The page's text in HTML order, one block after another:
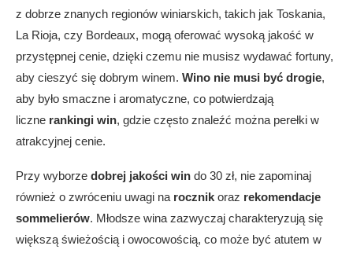
z dobrze znanych regionów winiarskich, takich jak Toskania,
La Rioja, czy Bordeaux, mogą oferować wysoką jakość w
przystępnej cenie, dzięki czemu nie musisz wydawać fortuny,
aby cieszyć się dobrym winem. Wino nie musi być drogie,
aby było smaczne i aromatyczne, co potwierdzają
liczne rankingi win, gdzie często znaleźć można perełki w
atrakcyjnej cenie.
Przy wyborze dobrej jakości win do 30 zł, nie zapominaj
również o zwróceniu uwagi na rocznik oraz rekomendacje
sommelierów. Młodsze wina zazwyczaj charakteryzują się
większą świeżością i owocowością, co może być atutem w